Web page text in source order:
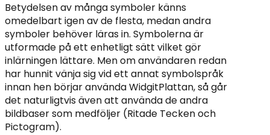
Betydelsen av många symboler känns
omedelbart igen av de flesta, medan andra
symboler behöver läras in. Symbolerna är
utformade på ett enhetligt sätt vilket gör
inlärningen lättare. Men om användaren redan
har hunnit vänja sig vid ett annat symbolspråk
innan hen börjar använda WidgitPlattan, så går
det naturligtvis även att använda de andra
bildbaser som medföljer (Ritade Tecken och
Pictogram).